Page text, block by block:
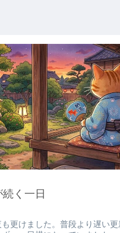
く一日
更けました。普段より遅い